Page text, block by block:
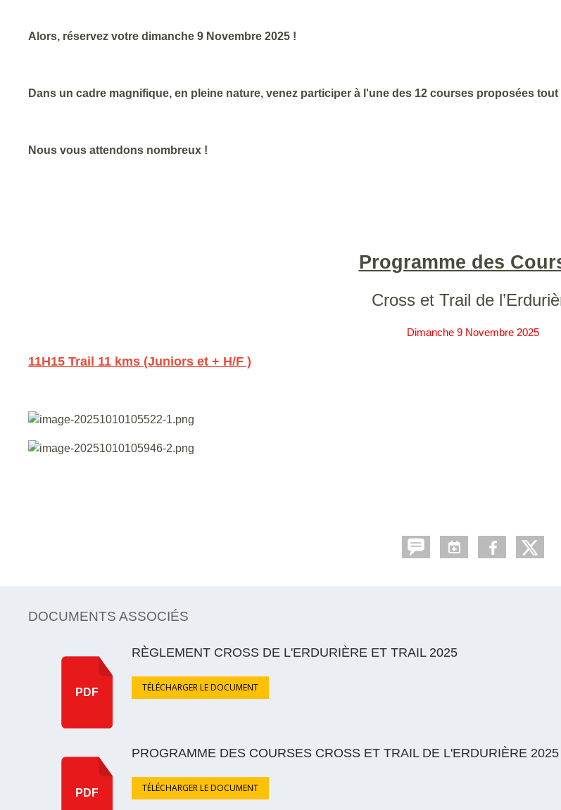
Alors, réservez votre dimanche 9 Novembre 2025 !
Dans un cadre magnifique, en pleine nature, venez participer à l'une des 12 courses proposées
Nous vous attendons nombreux !
Programme des
Cross et Trail de
Dimanche 9 Novembre 2025
11H15 Trail 11 kms (Juniors et + H/F )
DOCUMENTS ASSOCIÉS
PDF
RÈGLEMENT CROSS DE L'ERDURIÈRE ET TRAIL 2025
TÉLÉCHARGER LE DOCUMENT
PDF
PROGRAMME DES COURSES CROSS ET TRAIL DE L'ERDURIÈRE 2025
TÉLÉCHARGER LE DOCUMENT